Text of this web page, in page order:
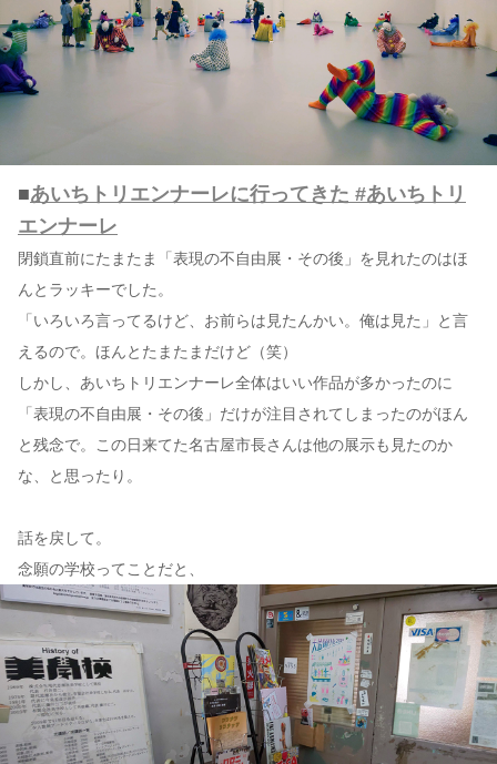
■あいちトリエンナーレに行ってきた #あいちトリ
エンナーレ
閉鎖直前にたまたま「表現の不自由展・その後」を見れたのはほ
んとラッキーでした。
「いろいろ言ってるけど、お前らは見たんかい。俺は見た」と言
えるので。ほんとたまたまだけど（笑）
しかし、あいちトリエンナーレ全体はいい作品が多かったのに
「表現の不自由展・その後」だけが注目されてしまったのがほん
と残念で。この日来てた名古屋市長さんは他の展示も見たのか
な、と思ったり。
話を戻して。
念願の学校ってことだと、